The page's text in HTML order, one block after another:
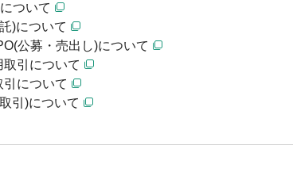
ついて
)について
公募・売出し)について
引について
について
引)について